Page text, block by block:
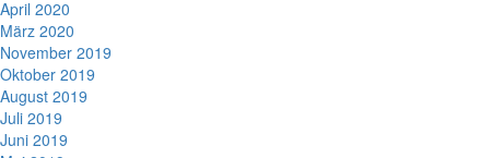
April 2020
März 2020
November 2019
Oktober 2019
August 2019
Juli 2019
Juni 2019